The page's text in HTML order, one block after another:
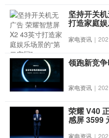
坚持开关
打造家庭
家电资讯 |
领跑新竞
家电资讯 |
荣耀 V40
感屏 3599
家电资讯 |